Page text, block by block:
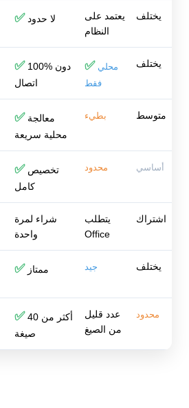
✅ لا حدود
يعتمد على
النظام
يختلف
✅100% دون
اتصال
✅ محلي
فقط
يختلف
✅معالجة
محلية سريعة
بطيء متوسط
✅تخصيص
كامل
محدود أساسي
شراء لمرة
واحدة
يتطلب
Office
اشتراك
✅ ممتاز جيد يختلف
✅أكثر من 40
صيغة
عدد قليل
من الصيغ
محدود